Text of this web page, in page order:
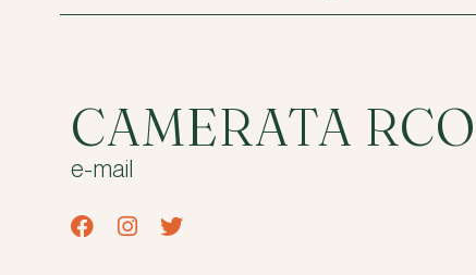
CAMERATA RCO
e-mail